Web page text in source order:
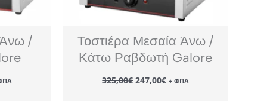
Άνω /
Τοστιέρα Μεσαία Άνω /
Κάτω Ραβδωτή Galore
325,00€ Original
price
247,00€Η
τρέχουσα
+ ΦΠΑ